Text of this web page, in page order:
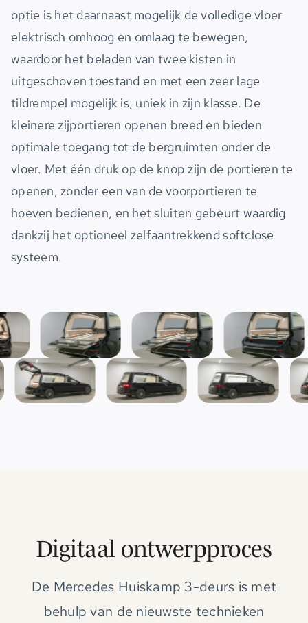
optie is het daarnaast mogelijk de volledige vloer
elektrisch omhoog en omlaag te bewegen,
waardoor het beladen van twee kisten in
uitgeschoven toestand en met een zeer lage
tildrempel mogelijk is, uniek in zijn klasse. De
kleinere zijportieren openen breed en bieden
optimale toegang tot de bergruimten onder de
vloer. Met één druk op de knop zijn de portieren te
openen, zonder een van de voorportieren te
hoeven bedienen, en het sluiten gebeurt waardig
dankzij het optioneel zelfaantrekkend softclose
systeem.
Digitaal ontwerpproces
De Mercedes Huiskamp 3-deurs is met
behulp van de nieuwste technieken